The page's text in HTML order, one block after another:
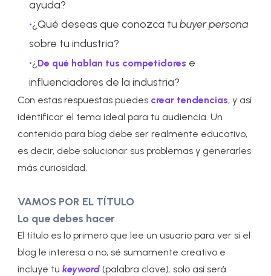
ayuda?
¿Qué deseas que conozca tubuyer persona
sobre tu industria?
¿De qué hablan tus competidores e
influenciadores de la industria?
Con estas respuestas puedes crear tendencias, y así
identificar el tema ideal para tu audiencia. Un
contenido para blog debe ser realmente educativo,
es decir, debe solucionar sus problemas y generarles
más curiosidad.
VAMOS POR EL TÍTULO
Lo que debes hacer
El título es lo primero que lee un usuario para ver si el
blog le interesa o no, sé sumamente creativo e
incluye tukeyword (palabra clave),solo así será